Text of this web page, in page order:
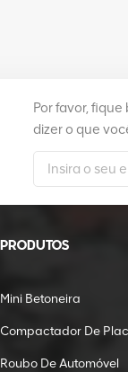
Por favor,
dizer o que
PRODUTOS
Mini Betoneira
Compactador De
Roubo De Automóvel